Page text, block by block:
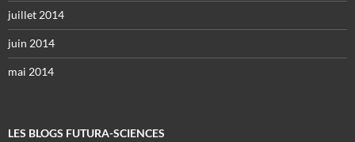
juillet 2014
juin 2014
mai 2014
LES BLOGS FUTURA-SCIENCES